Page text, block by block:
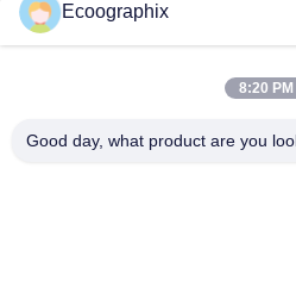
Adres
Ecoographix
8:20 PM
Good day, what product are you